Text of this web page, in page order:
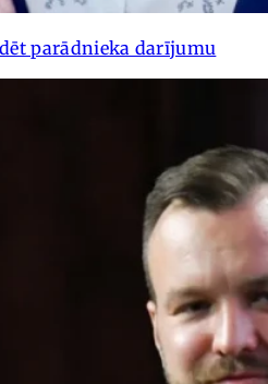
parādnieka darījumu